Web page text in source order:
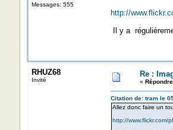
Messages: 555
http://
Il y a
RHUZ68
Invité
Re :
«
Citation de: tram le
Allez donc faire un
http://www.flickr.com/